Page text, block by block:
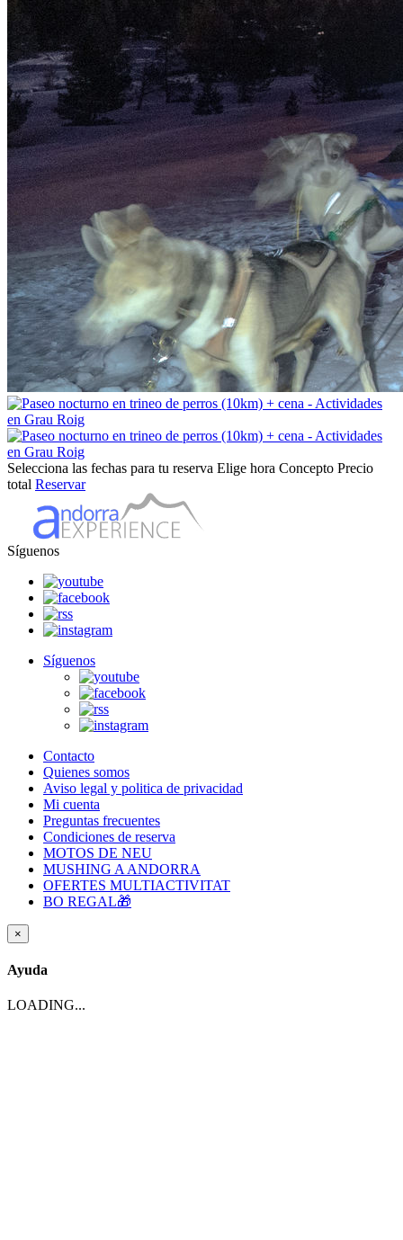
Selecciona las fechas para tu reserva Elige hora Concepto Precio
total Reservar
Síguenos
Síguenos
Contacto
Quienes somos
Aviso legal y politica de privacidad
Mi cuenta
Preguntas frecuentes
Condiciones de reserva
MOTOS DE NEU
MUSHING A ANDORRA
OFERTES MULTIACTIVITAT
BO REGAL🎁
×
Ayuda
LOADING...